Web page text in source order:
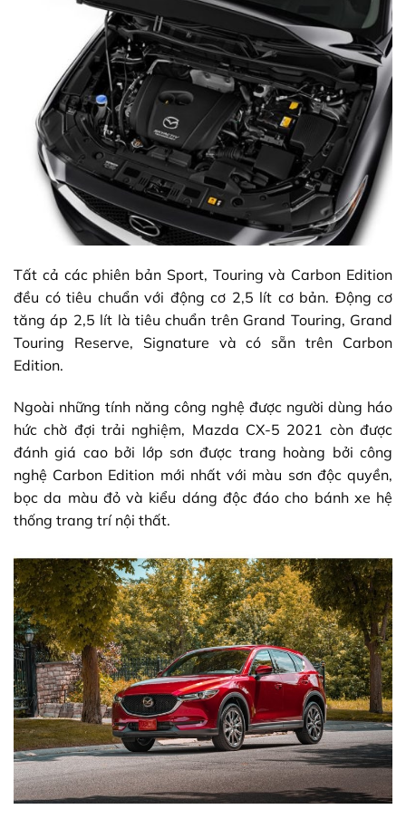
Tất cả các phiên bản Sport, Touring và Carbon Edition
đều có tiêu chuẩn với động cơ 2,5 lít cơ bản. Động cơ
tăng áp 2,5 lít là tiêu chuẩn trên Grand Touring, Grand
Touring Reserve, Signature và có sẵn trên Carbon
Edition.
Ngoài những tính năng công nghệ được người dùng háo
hức chờ đợi trải nghiệm, Mazda CX-5 2021 còn được
đánh giá cao bởi lớp sơn được trang hoàng bởi công
nghệ Carbon Edition mới nhất với màu sơn độc quyền,
bọc da màu đỏ và kiểu dáng độc đáo cho bánh xe hệ
thống trang trí nội thất.